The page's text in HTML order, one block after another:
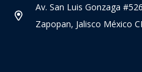
Av. San Luis Gonzaga
Zapopan, Jalisco México